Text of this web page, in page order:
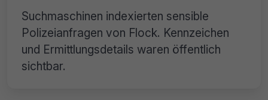
Suchmaschinen indexierten sensible
Polizeianfragen von Flock. Kennzeichen
und Ermittlungsdetails waren öffentlich
sichtbar.